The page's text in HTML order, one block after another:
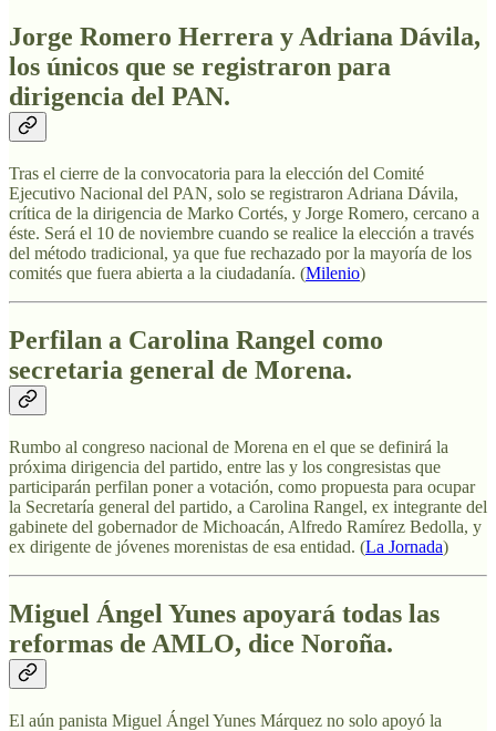
Jorge Romero Herrera y Adriana Dávila,
los únicos que se registraron para
dirigencia del PAN.
Tras el cierre de la convocatoria para la elección del Comité
Ejecutivo Nacional del PAN, solo se registraron Adriana Dávila,
crítica de la dirigencia de Marko Cortés, y Jorge Romero, cercano a
éste. Será el 10 de noviembre cuando se realice la elección a través
del método tradicional, ya que fue rechazado por la mayoría de los
comités que fuera abierta a la ciudadanía. (Milenio)
Perfilan a Carolina Rangel como
secretaria general de Morena.
Rumbo al congreso nacional de Morena en el que se definirá la
próxima dirigencia del partido, entre las y los congresistas que
participarán perfilan poner a votación, como propuesta para ocupar
la Secretaría general del partido, a Carolina Rangel, ex integrante del
gabinete del gobernador de Michoacán, Alfredo Ramírez Bedolla, y
ex dirigente de jóvenes morenistas de esa entidad. (La Jornada)
Miguel Ángel Yunes apoyará todas las
reformas de AMLO, dice Noroña.
El aún panista Miguel Ángel Yunes Márquez no solo apoyó la